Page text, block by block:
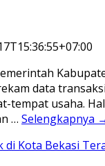
data
tempat usaha.
… Selengkapnya